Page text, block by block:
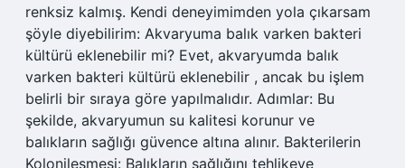
renksiz kalmış. Kendi deneyimimden yola çıkarsam
şöyle diyebilirim: Akvaryuma balık varken bakteri
kültürü eklenebilir mi? Evet, akvaryumda balık
varken bakteri kültürü eklenebilir , ancak bu işlem
belirli bir sıraya göre yapılmalıdır. Adımlar: Bu
şekilde, akvaryumun su kalitesi korunur ve
balıkların sağlığı güvence altına alınır. Bakterilerin
Kolonileşmesi: Balıkların sağlığını tehlikeye